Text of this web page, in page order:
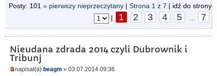
Posty: 101 » pierwszy nieprzeczytany | Strona 1 z 7 | idź do strony
|
1 2 3 4 5 7
Nieudana zdrada 2014 czyli Dubrownik i
Tribunj
napisał(a) beagm » 03.07.2014 09:36